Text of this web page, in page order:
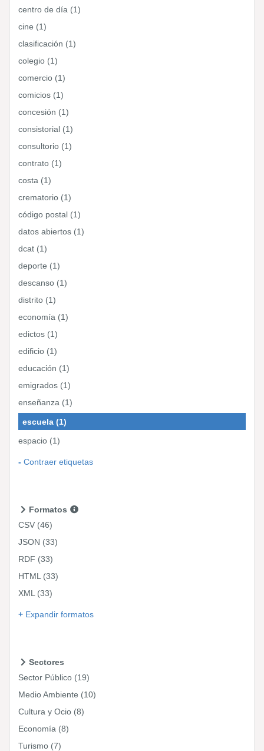
centro de día (1)
cine (1)
clasificación (1)
colegio (1)
comercio (1)
comicios (1)
concesión (1)
consistorial (1)
consultorio (1)
contrato (1)
costa (1)
crematorio (1)
código postal (1)
datos abiertos (1)
dcat (1)
deporte (1)
descanso (1)
distrito (1)
economía (1)
edictos (1)
edificio (1)
educación (1)
emigrados (1)
enseñanza (1)
escuela (1)
espacio (1)
Contraer etiquetas
Formatos
CSV (46)
JSON (33)
RDF (33)
HTML (33)
XML (33)
Expandir formatos
Sectores
Sector Público (19)
Medio Ambiente (10)
Cultura y Ocio (8)
Economía (8)
Turismo (7)